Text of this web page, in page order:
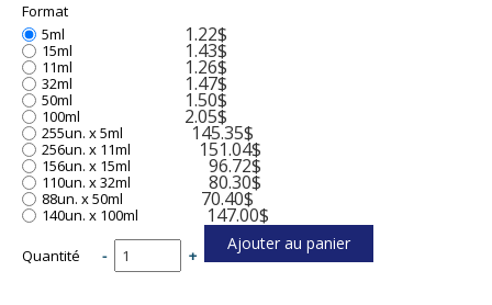
Format
5ml
1.22$
15ml 1.43$
11ml 1.26$
32ml 1.47$
50ml 1.50$
100ml 2.05$
255un. x 5ml 145.35$
256un. x 11ml 151.04$
156un. x 15ml 96.72$
110un. x 32ml 80.30$
88un. x 50ml 70.40$
140un. x 100ml 147.00$
Quantité - +